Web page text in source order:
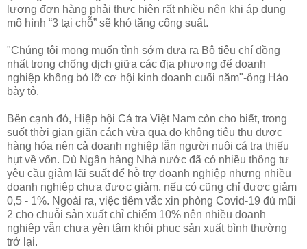
lượng đơn hàng phải thực hiện rất nhiều nên khi áp dụng
mô hình “3 tại chỗ” sẽ khó tăng công suất.
"Chúng tôi mong muốn tỉnh sớm đưa ra Bộ tiêu chí đồng
nhất trong chống dịch giữa các địa phương để doanh
nghiệp không bỏ lỡ cơ hội kinh doanh cuối năm"-ông Hảo
bày tỏ.
Bên cạnh đó, Hiệp hội Cá tra Việt Nam còn cho biết, trong
suốt thời gian giãn cách vừa qua do không tiêu thụ được
hàng hóa nên cả doanh nghiệp lẫn người nuôi cá tra thiếu
hụt về vốn. Dù Ngân hàng Nhà nước đã có nhiều thông tư
yêu cầu giảm lãi suất để hỗ trợ doanh nghiệp nhưng nhiều
doanh nghiệp chưa được giảm, nếu có cũng chỉ được giảm
0,5 - 1%. Ngoài ra, việc tiêm vắc xin phòng Covid-19 đủ mũi
2 cho chuỗi sản xuất chỉ chiếm 10% nên nhiều doanh
nghiệp vẫn chưa yên tâm khôi phục sản xuất bình thường
trở lại.